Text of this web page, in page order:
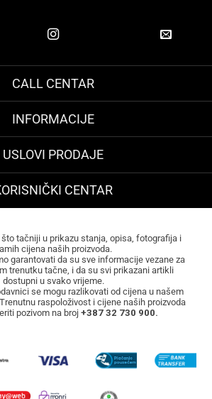
CALL CENTAR
INFORMACIJE
USLOVI PRODAJE
CENTAR
tačniji u prikazu stanja, opisa, fotografija i
cijena naših proizvoda.
garantovati da su sve informacije vezane za
trenutku tačne, i da su svi prikazani artikli
dostupni u svako vrijeme.
se mogu razlikovati od cijena u našem
raspoloživost i cijene naših proizvoda
pozivom na broj +387 32 730 900.